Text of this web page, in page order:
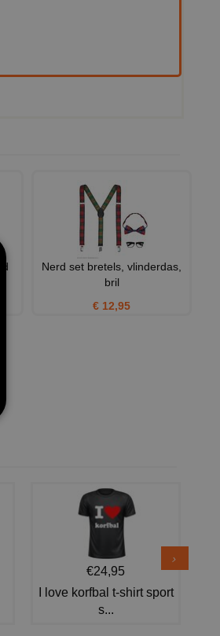
Nerd set bretels, vlinderdas,
bril
€ 12,95
€24,95
I love korfbal t-shirt sport
s...